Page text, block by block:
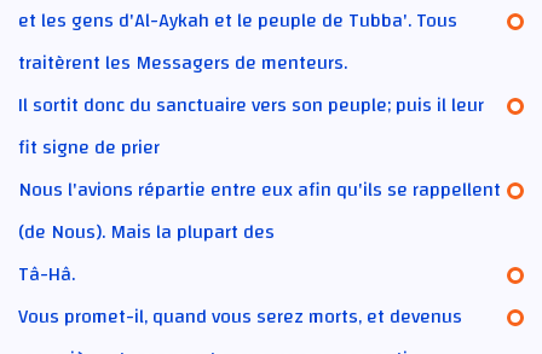
et les gens d'Al-Aykah et le peuple de Tubba'. Tous
traitèrent les Messagers de menteurs.
Il sortit donc du sanctuaire vers son peuple; puis il leur
fit signe de prier
Nous l'avions répartie entre eux afin qu'ils se rappellent
(de Nous). Mais la plupart des
Tâ-Hâ.
Vous promet-il, quand vous serez morts, et devenus